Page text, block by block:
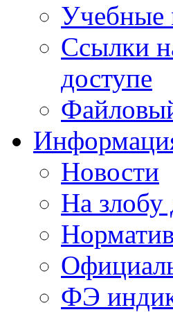
Учебные
Ссылки
доступе
Новости
На злобу
ФЭ